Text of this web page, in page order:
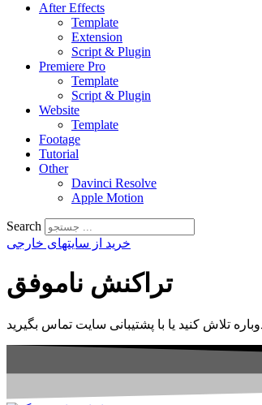
After Effects
Template
Extension
Script & Plugin
Premiere Pro
Template
Script & Plugin
Website
Template
Footage
Tutorial
Other
Davinci Resolve
Apple Motion
Search
خرید از سایتهای خارجی
تراکنش ناموفق